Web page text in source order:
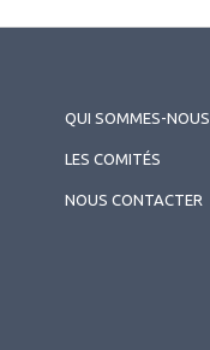
QUI SOMMES-NOUS
LES COMITÉS
NOUS CONTACTER